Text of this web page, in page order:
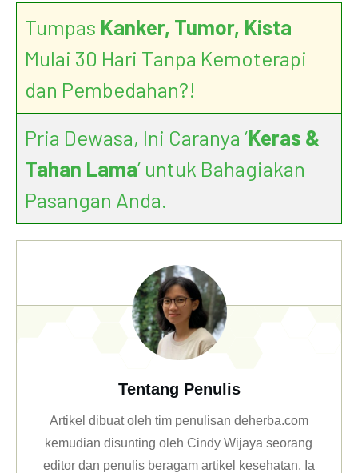
Tumpas Kanker, Tumor, Kista
Mulai 30 Hari Tanpa Kemoterapi
dan Pembedahan?!
Pria Dewasa, Ini Caranya ‘Keras &
Tahan Lama’ untuk Bahagiakan
Pasangan Anda.
Tentang Penulis
Artikel dibuat oleh tim penulisan deherba.com
kemudian disunting oleh Cindy Wijaya seorang
editor dan penulis beragam artikel kesehatan. Ia